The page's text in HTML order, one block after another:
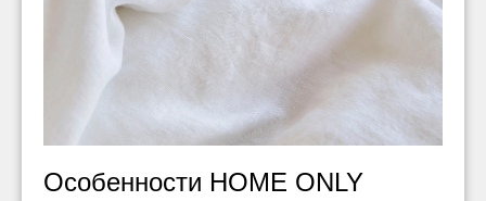
Особенности HOME ONLY